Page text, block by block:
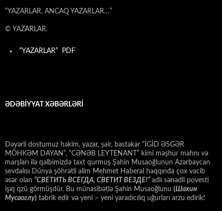
“YAZARLAR, ANCAQ YAZARLAR…”
© YAZARLAR.
“YAZARLAR” PDF
ƏDƏBİYYAT XƏBƏRLƏRİ
Dəyərli dostumuz həkim, yazar, şair, bəstəkar “İGİD ƏSGƏR
MÖHKƏM DAYAN”, “CƏNƏB LEYTENANT” kimi məşhur mahnı və
marşları ilə qəlbimizdə taxt qurmuş Şahin Musaoğlunun Azərbaycan
sevdalısı Dünya şöhrətli alim Mehmet Haberal haqqında çox vacib
əsər olan “СВЕТИТЬ ВСЕГДА, СВЕТИТ ВЕЗДЕ!” adlı sənədli povesti
işıq qzü görmüşdür. Bu münasibətlə Şahin Musaoğlunu (Шахин
Мусаоглу) təbrik edir və yeni – yeni yaradıcılıq uğurları arzu edirik!